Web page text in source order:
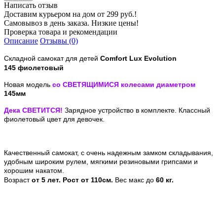
Написать отзыв
Доставим курьером на дом от 299 руб.!
Самовывоз в день заказа. Низкие цены!
Проверка товара и рекомендации
Описание Отзывы (0)
Складной самокат для детей Comfort Lux Evolution
145 фиолетовый
Новая модель со СВЕТЯЩИМИСЯ колесами диаметром
145мм
Дека СВЕТИТСЯ! Зарядное устройство в комплекте. Классный
фиолетовый цвет для девочек.
Качественный самокат, с очень надежным замком складывания,
удобным широким рулем, мягкими резиновыми грипсами и
хорошим накатом.
Возрастот 5 лет. Рост от 110см. Вес макс до 60 кг.